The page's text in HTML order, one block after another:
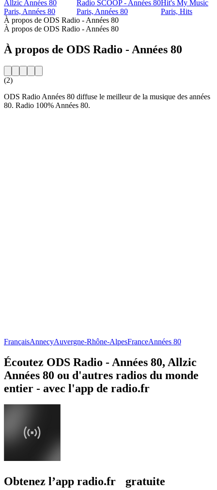
Allzic Années 80
Paris, Années 80
Radio SCOOP - Années 80
Paris, Années 80
Hit's My Music
Paris, Hits
À propos de ODS Radio - Années 80
À propos de ODS Radio - Années 80
À propos de ODS Radio - Années 80
(2)
ODS Radio Années 80 diffuse le meilleur de la musique des années
80. Radio 100% Années 80.
FrançaisAnnecyAuvergne-Rhône-AlpesFranceAnnées 80
Écoutez ODS Radio - Années 80, Allzic
Années 80 ou d'autres radios du monde
entier - avec l'app de radio.fr
Obtenez l’app radio.fr gratuite